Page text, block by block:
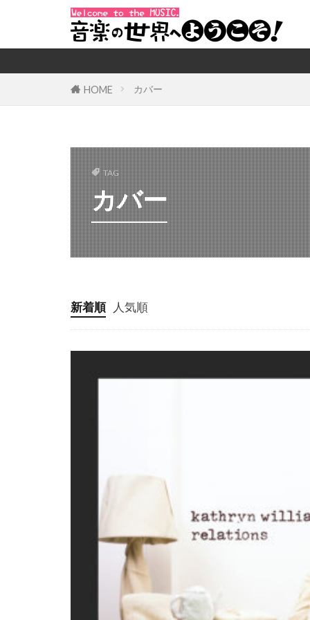
HOME カバー
TAG
カバー
新着順 人気順